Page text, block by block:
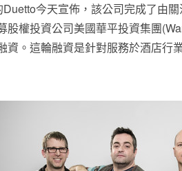
今天宣佈，該公司完成了由
股權投資公司美國華平投資集團
資。這輪融資是針對服務於酒店行